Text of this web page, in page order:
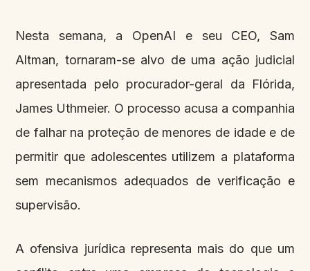
Nesta semana, a OpenAI e seu CEO, Sam
Altman, tornaram-se alvo de uma ação judicial
apresentada pelo procurador-geral da Flórida,
James Uthmeier. O processo acusa a companhia
de falhar na proteção de menores de idade e de
permitir que adolescentes utilizem a plataforma
sem mecanismos adequados de verificação e
supervisão.
A ofensiva jurídica representa mais do que um